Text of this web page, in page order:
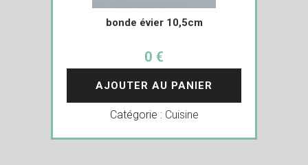
bonde évier 10,5cm
0 €
AJOUTER AU PANIER
Catégorie : Cuisine